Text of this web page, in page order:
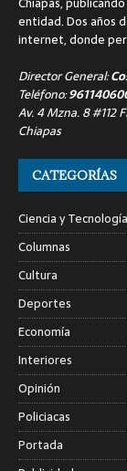
entidad. Dos años
internet, donde
Director General:
Teléfono:
Av. 4 Mzna. 8 #112
Chiapas
CATEGORÍAS
Ciencia y Tecnología
Columnas
Cultura
Deportes
Economía
Interiores
Opinión
Policiacas
Portada